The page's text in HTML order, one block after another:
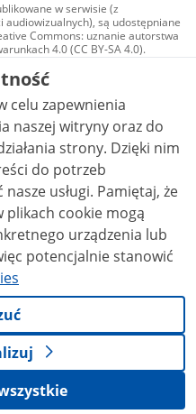
w serwisie (z
audiowizualnych), są udostępniane
Commons: uznanie autorstwa
4.0 (CC BY-SA 4.0).
w tym zdjęcia, materiały
na licencji typu
uznanie autorstwa użycie
utworów zależnych 4.0 (CC BY-
jest to stwierdzone inaczej.
celu zapewnienia
naszej witryny oraz do
strony. Dzięki nim
do potrzeb
Pamiętaj, że
plikach cookie mogą
urządzenia lub
potencjalnie stanowić